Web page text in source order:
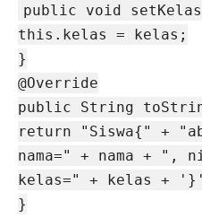
public void
this.kelas = kelas;
}
@Override
public String
return "Siswa{" +
nama=" + nama +
kelas=" + kelas +
}